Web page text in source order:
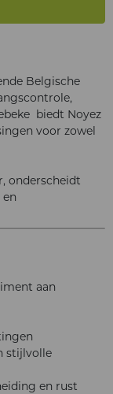
Belgische
biedt Noyez
voor zowel
onderscheidt
aan
stijlvolle
en rust